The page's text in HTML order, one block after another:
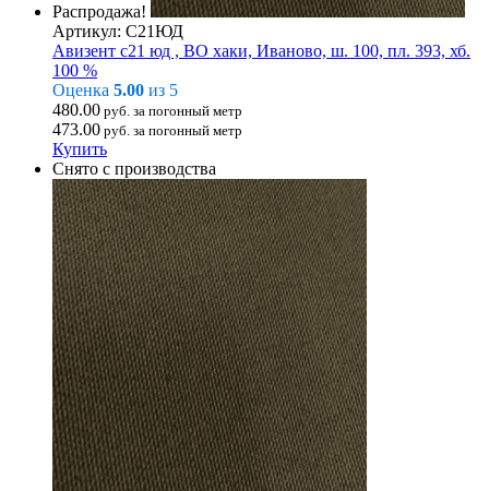
Распродажа!
Артикул: С21ЮД
Авизент с21 юд , ВО хаки, Иваново, ш. 100, пл. 393, хб.
100 %
Оценка 5.00 из 5
480.00 руб. за погонный метр
473.00 руб. за погонный метр
Купить
Снято с производства